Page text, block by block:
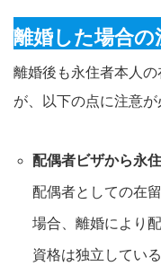
離婚した場合の
離婚後も永住者本人
が、以下の点に注意が
配偶者ビザから永
配偶者としての在
場合、離婚により
資格は独立してい